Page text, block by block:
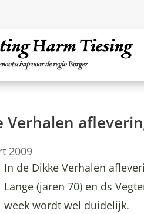
Verhalen
2009
In de Dikke Verhalen
Lange (jaren 70) en ds
week wordt wel duidelijk.